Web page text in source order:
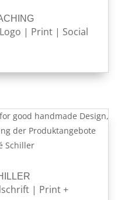
Logo | Print| Social
| Print +